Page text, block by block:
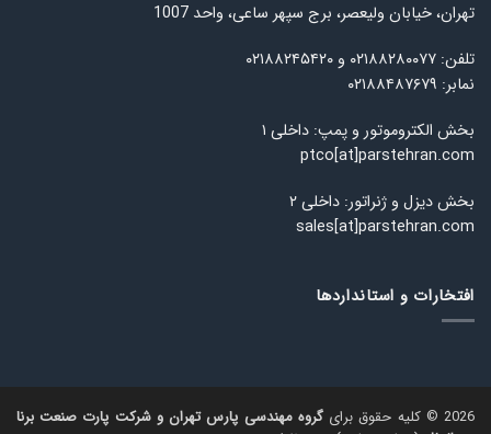
تهران، خیابان ولیعصر، برج سپهر ساعی، واحد 1007
تلفن: ۰۲۱۸۸۲۸۰۰۷۷ و ۰۲۱۸۸۲۴۵۴۲۰
نمابر: ۰۲۱۸۸۴۸۷۶۷۹
بخش الکتروموتور و پمپ: داخلی ۱
ptco[at]parstehran.com
بخش دیزل و ژنراتور: داخلی ۲
sales[at]parstehran.com
افتخارات و استانداردها
2026 © کلیه حقوق برای
گروه مهندسی پارس تهران و شرکت پارت صنعت برنا